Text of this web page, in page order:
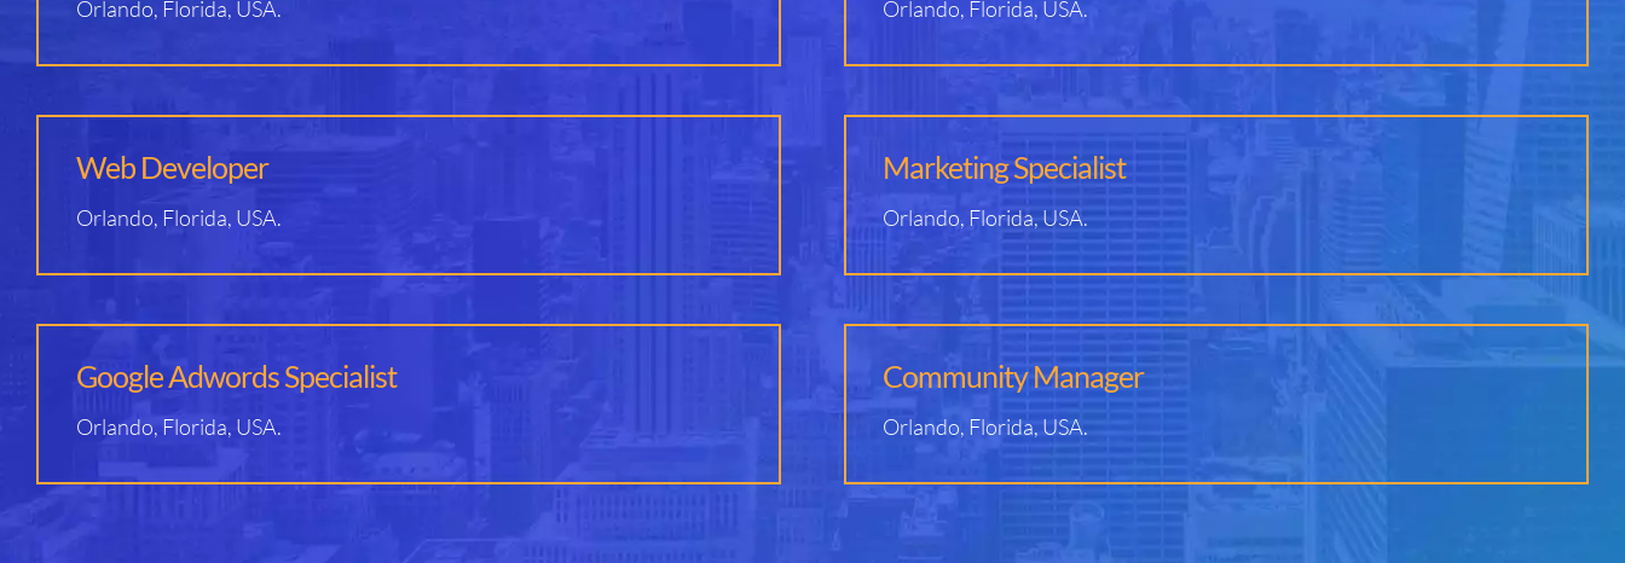
Orlando, Florida, USA. Orlando, Florida, USA.
Web Developer
Orlando, Florida, USA.
Marketing Specialist
Orlando, Florida, USA.
Google Adwords Specialist
Orlando, Florida, USA.
Community Manager
Orlando, Florida, USA.